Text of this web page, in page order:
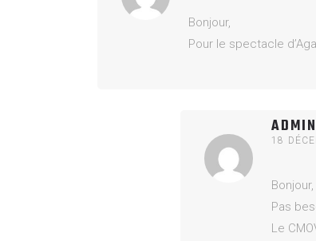
Bonjour,
Pour le spectacle
18
Bonjour,
Pas
Le